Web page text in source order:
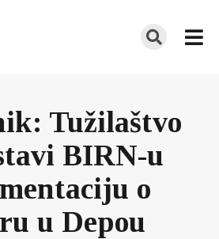
Tužilaštvo
BIRN-u
o
u Depou